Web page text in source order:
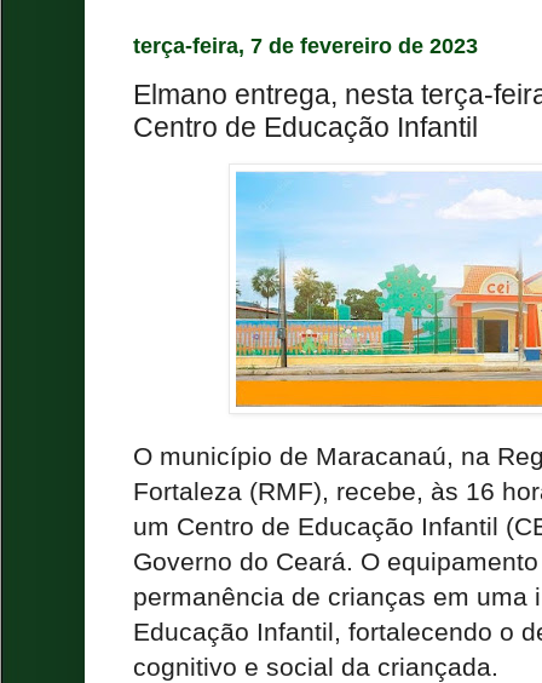
terça-feira, 7 de fevereiro de 2023
Elmano entrega, nesta terça-
Centro de Educação Infantil
O município de Maracanaú, na
Fortaleza (RMF), recebe, às 16
um Centro de Educação Infantil
Governo do Ceará. O
permanência de crianças em uma
Educação Infantil, fortalecendo o
cognitivo e social da criançada.